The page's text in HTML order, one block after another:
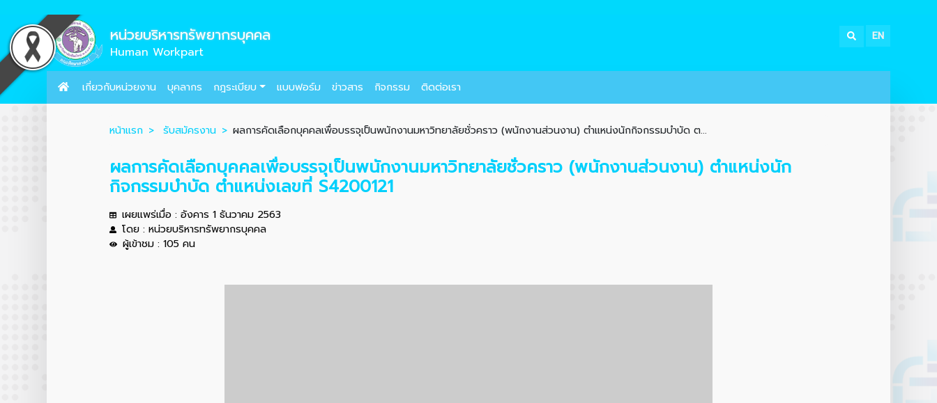
หน่วยบริหารทรัพยากรบุคคล
Human Workpart
EN
เกี่ยวกับหน่วยงาน บุคลากร กฎระเบียบ แบบฟอร์ม ข่าวสาร กิจกรรม ติดต่อเรา
หน้าแรก รับสมัครงาน ผลการคัดเลือกบุคคลเพื่อบรรจุเป็นพนักงานมหาวิทยาลัยชั่วคราว (พนักงานส่วนงาน) ตำแหน่งนักกิจกรรมบำบัด ต...
ผลการคัดเลือกบุคคลเพื่อบรรจุเป็นพนักงานมหาวิทยาลัยชั่วคราว (พนักงานส่วนงาน) ตำแหน่งนัก
กิจกรรมบำบัด ตำแหน่งเลขที่ S4200121
เผยแพร่เมื่อ : อังคาร 1 ธันวาคม 2563
โดย : หน่วยบริหารทรัพยากรบุคคล
ผู้เข้าชม : 105 คน